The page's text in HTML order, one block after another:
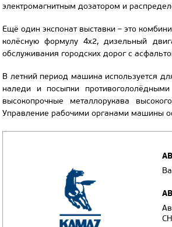
электромагнитным дозатором и
Ещё один экспонат выставки – это
колёсную формулу 4х2, дизельный
обслуживания городских дорог с
В летний период машина используется
наледи и посыпки
высокопрочные металлорукава
Управление рабочими органами машины